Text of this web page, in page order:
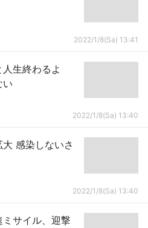
2022/1/8(Sa) 13:41
生終わるよ
い
2022/1/8(Sa) 13:40
感染しないさ
2022/1/8(Sa) 13:40
サイル、迎撃